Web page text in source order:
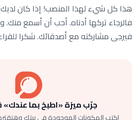
هذا كل شيء لهذا المنصب! إذا كان لديك
فالرجاء تركها أدناه. أحب أن أسمع منك.
فيرجى مشاركته مع أصدقائك. شكرا
جرّب ميزة «اطبخ بما
اكتب المكونات الموجودة في بيتك